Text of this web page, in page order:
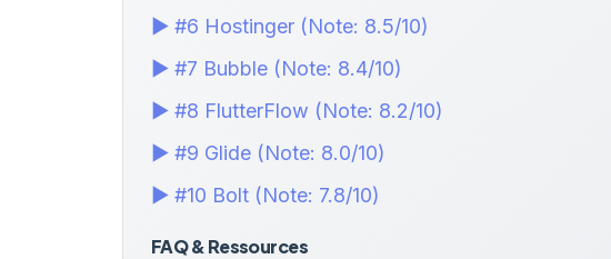
▶ #6 Hostinger (Note: 8.5/10)
▶ #7 Bubble (Note: 8.4/10)
▶ #8 FlutterFlow (Note: 8.2/10)
▶ #9 Glide (Note: 8.0/10)
▶ #10 Bolt (Note: 7.8/10)
FAQ & Ressources